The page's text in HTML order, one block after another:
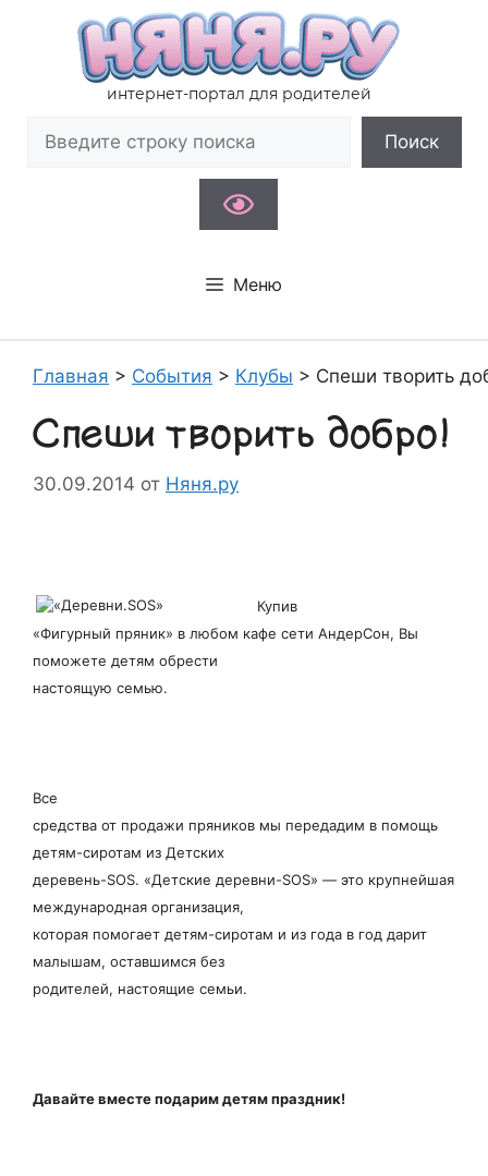
содержимому
интернет-портал для родителей
Поиск
Меню
Главная > События > Клубы > Спеши творить
Спеши творить добро!
30.09.2014 от Няня.ру
Купив
«Фигурный пряник» в любом кафе сети АндерСон, Вы
поможете детям обрести
настоящую семью.
Все
средства от продажи пряников мы передадим в помощь
детям-сиротам из Детских
деревень-SOS. «Детские деревни-SOS» — это крупнейшая
международная организация,
которая помогает детям-сиротам и из года в год дарит
малышам, оставшимся без
родителей, настоящие семьи.
Давайте вместе подарим детям праздник!